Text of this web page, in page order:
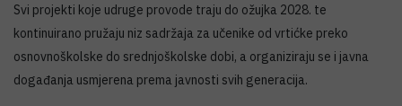
Svi projekti koje udruge provode traju do ožujka 2028. te
kontinuirano pružaju niz sadržaja za učenike od vrtićke preko
osnovnoškolske do srednjoškolske dobi, a organiziraju se i javna
događanja usmjerena prema javnosti svih generacija.